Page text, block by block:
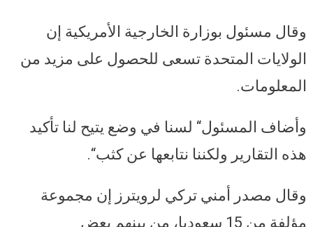
وقال مسئول بوزارة الخارجية الأمريكية إن
الولايات المتحدة تسعى للحصول على مزيد من
المعلومات.
وأضاف المسئول“ لسنا في وضع يتيح لنا تأكيد
هذه التقارير ولكننا نتابعها عن كثب“.
وقال مصدر أمني تركي لرويترز إن مجموعة
مؤلفة من 15 سعوديا، من بينهم بعض